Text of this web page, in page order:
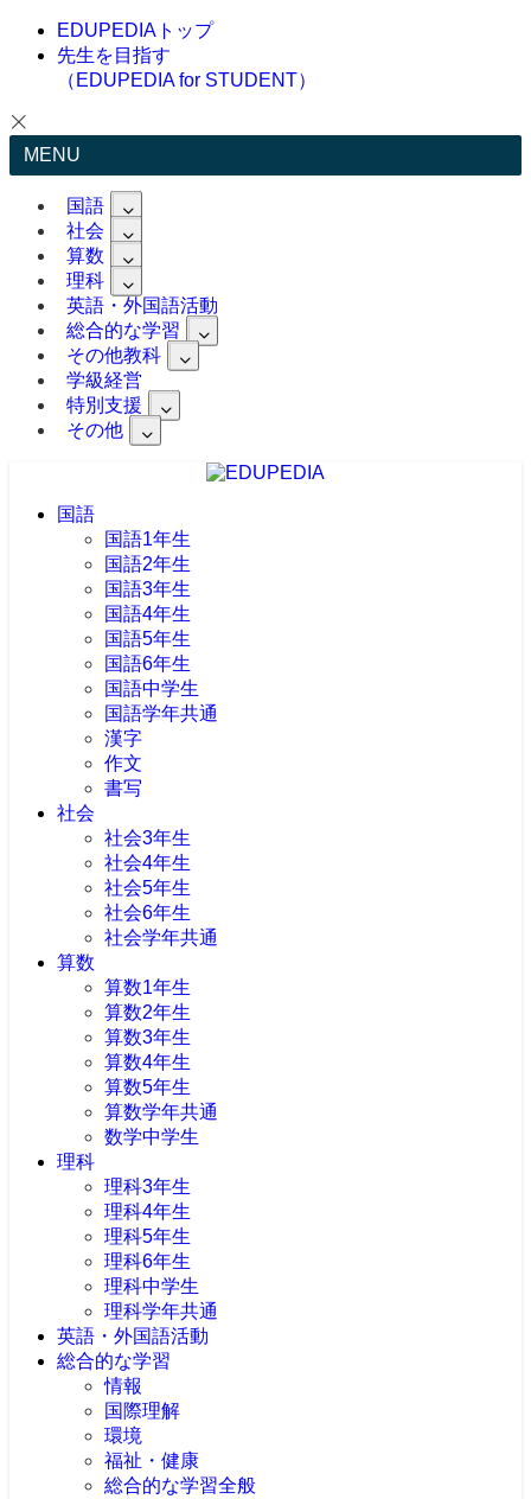
EDUPEDIAトップ
先生を目指す
（EDUPEDIA for STUDENT）
MENU
国語
社会
算数
理科
英語・外国語活動
総合的な学習
その他教科
学級経営
特別支援
その他
国語
国語1年生
国語2年生
国語3年生
国語4年生
国語5年生
国語6年生
国語中学生
国語学年共通
漢字
作文
書写
社会
社会3年生
社会4年生
社会5年生
社会6年生
社会学年共通
算数
算数1年生
算数2年生
算数3年生
算数4年生
算数5年生
算数学年共通
数学中学生
理科
理科3年生
理科4年生
理科5年生
理科6年生
理科中学生
理科学年共通
英語・外国語活動
総合的な学習
情報
国際理解
環境
福祉・健康
総合的な学習全般